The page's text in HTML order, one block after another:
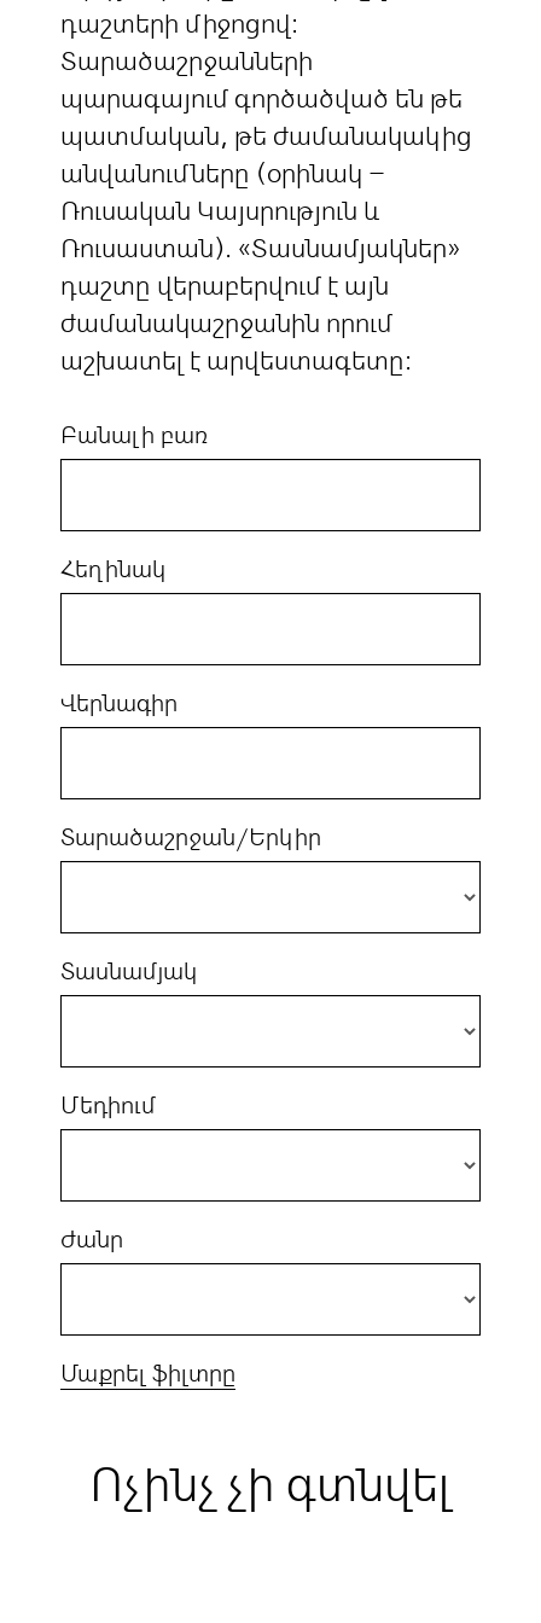
դաշտերի միջոցով:
Տարածաշրջանների
պարագայում գործածված են թե
պատմական, թե ժամանակակից
անվանումները (օրինակ –
Ռուսական Կայսրություն և
Ռուսաստան). «Տասնամյակներ»
դաշտը վերաբերվում է այն
ժամանակաշրջանին որում
աշխատել է արվեստագետը:
Բանալի բառ
Հեղինակ
Վերնագիր
Տարածաշրջան/Երկիր
Տասնամյակ
Մեդիում
Ժանր
Մաքրել ֆիլտրը
Ոչինչ չի գտնվել